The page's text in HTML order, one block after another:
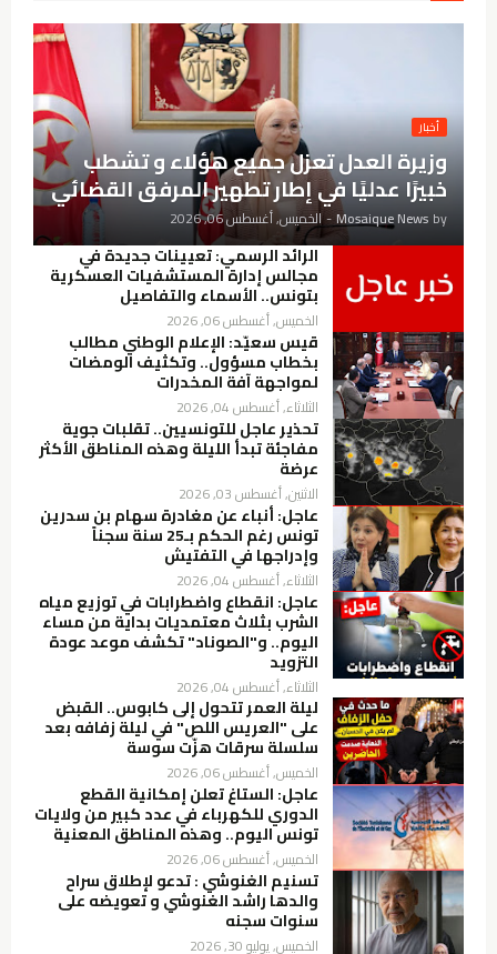
أخبار
وزيرة العدل تعزل جميع هؤلاء و تشطب
خبيرًا عدليًا في إطار تطهير المرفق القضائي
by
Mosaique News
- الخميس, أغسطس 06, 2026
الرائد الرسمي: تعيينات جديدة في
مجالس إدارة المستشفيات العسكرية
بتونس.. الأسماء والتفاصيل
الخميس, أغسطس 06, 2026
قيس سعيّد: الإعلام الوطني مطالب
بخطاب مسؤول.. وتكثيف الومضات
لمواجهة آفة المخدرات
الثلاثاء, أغسطس 04, 2026
تحذير عاجل للتونسيين.. تقلبات جوية
مفاجئة تبدأ الليلة وهذه المناطق الأكثر
عرضة
الاثنين, أغسطس 03, 2026
عاجل: أنباء عن مغادرة سهام بن سدرين
تونس رغم الحكم بـ25 سنة سجناً
وإدراجها في التفتيش
الثلاثاء, أغسطس 04, 2026
عاجل: انقطاع واضطرابات في توزيع مياه
الشرب بثلاث معتمديات بداية من مساء
اليوم.. و"الصوناد" تكشف موعد عودة
التزويد
الثلاثاء, أغسطس 04, 2026
ليلة العمر تتحول إلى كابوس.. القبض
على "العريس اللص" في ليلة زفافه بعد
سلسلة سرقات هزّت سوسة
الخميس, أغسطس 06, 2026
عاجل: الستاغ تعلن إمكانية القطع
الدوري للكهرباء في عدد كبير من ولايات
تونس اليوم.. وهذه المناطق المعنية
الخميس, أغسطس 06, 2026
تسنيم الغنوشي : تدعو لإطلاق سراح
والدها راشد الغنوشي و تعويضه على
سنوات سجنه
الخميس, يوليو 30, 2026